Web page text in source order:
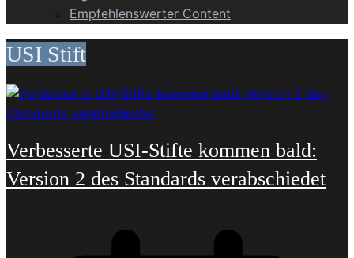
Empfehlenswerter Content
USI Stift
Verbesserte USI-Stifte kommen bald:
Version 2 des Standards verabschiedet